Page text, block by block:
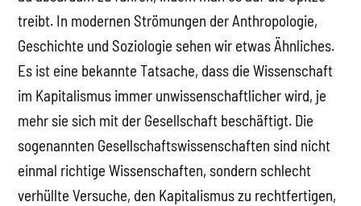
treibt. In modernen Strömungen der Anthropologie,
Geschichte und Soziologie sehen wir etwas Ähnliches.
Es ist eine bekannte Tatsache, dass die Wissenschaft
im Kapitalismus immer unwissenschaftlicher wird, je
mehr sie sich mit der Gesellschaft beschäftigt. Die
sogenannten Gesellschaftswissenschaften sind nicht
einmal richtige Wissenschaften, sondern schlecht
verhüllte Versuche, den Kapitalismus zu rechtfertigen,